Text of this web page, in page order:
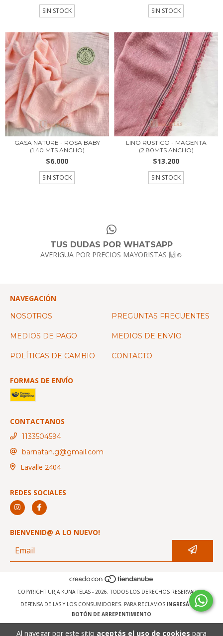
Al navegar por este sitio aceptás el uso de cookies para
SIN STOCK SIN STOCK
GASA NATURE - ROSA BABY
(1.40 MTS ANCHO)
$6.000
SIN STOCK
LINO RUSTICO - MAGENTA
(2.80MTS ANCHO)
$13.200
SIN STOCK
TUS DUDAS POR WHATSAPP
AVERIGUA POR PRECIOS MAYORISTAS 🙌☺️
NAVEGACIÓN
NOSOTROS PREGUNTAS FRECUENTES
MEDIOS DE PAGO MEDIOS DE ENVIO
POLÍTICAS DE CAMBIO CONTACTO
FORMAS DE ENVÍO
CONTACTANOS
1133504594
barnatan.g@gmail.com
Lavalle 2404
REDES SOCIALES
BIENVENID@ A LO NUEVO!
COPYRIGHT URJA KUNA TELAS - 2026. TODOS LOS DERECHOS RESERVADOS.
DEFENSA DE LAS Y LOS CONSUMIDORES. PARA RECLAMOS INGRESÁ ACÁ.
BOTÓN DE ARREPENTIMIENTO